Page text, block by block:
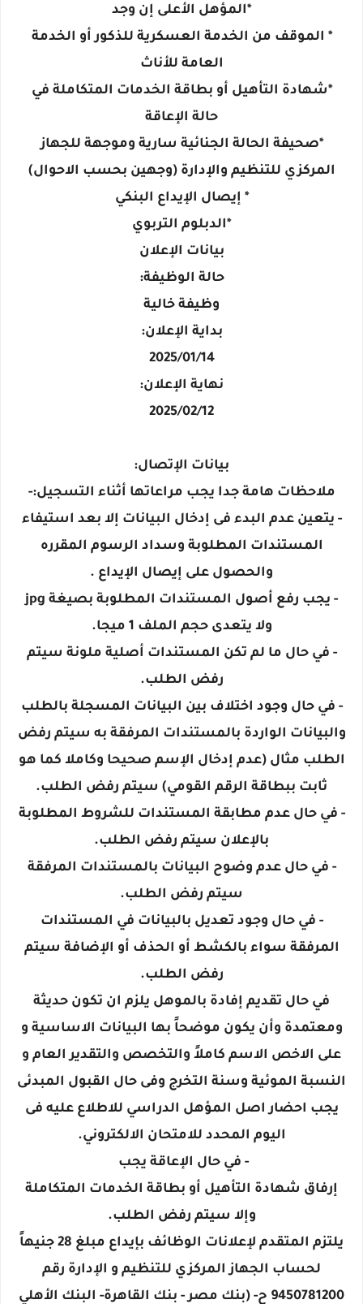
*المؤهل الأعلى إن وجد
* الموقف من الخدمة العسكرية للذكور أو الخدمة
العامة للأناث
*شهادة التأهيل أو بطاقة الخدمات المتكاملة في
حالة الإعاقة
*صحيفة الحالة الجنائية سارية وموجهة للجهاز
المركزي للتنظيم والإدارة (وجهين بحسب الاحوال)
* إيصال الإيداع البنكي
*الدبلوم التربوي
بيانات الإعلان
حالة الوظيفة:
وظيفة خالية
بداية الإعلان:
2025/01/14
نهاية الإعلان:
2025/02/12
بيانات الإتصال:
ملاحظات هامة جدا يجب مراعاتها أثناء التسجيل:-
- يتعين عدم البدء فى إدخال البيانات إلا بعد استيفاء
المستندات المطلوبة وسداد الرسوم المقرره
والحصول على إيصال الإيداع .
- يجب رفع أصول المستندات المطلوبة بصيغة jpg
ولا يتعدى حجم الملف 1 ميجا.
- في حال ما لم تكن المستندات أصلية ملونة سيتم
رفض الطلب.
- في حال وجود اختلاف بين البيانات المسجلة بالطلب
والبيانات الواردة بالمستندات المرفقة به سيتم رفض
الطلب مثال (عدم إدخال الإسم صحيحا وكاملا كما هو
ثابت ببطاقة الرقم القومي) سيتم رفض الطلب.
- في حال عدم مطابقة المستندات للشروط المطلوبة
بالإعلان سيتم رفض الطلب.
- في حال عدم وضوح البيانات بالمستندات المرفقة
سيتم رفض الطلب.
- في حال وجود تعديل بالبيانات في المستندات
المرفقة سواء بالكشط أو الحذف أو الإضافة سيتم
رفض الطلب.
في حال تقديم إفادة بالموهل يلزم ان تكون حديثة
ومعتمدة وأن يكون موضحاً بها البيانات الاساسية و
على الاخص الاسم كاملاً والتخصص والتقدير العام و
النسبة الموئية وسنة التخرج وفى حال القبول المبدئى
يجب احضار اصل المؤهل الدراسي للاطلاع عليه فى
اليوم المحدد للامتحان الالكتروني.
- في حال الإعاقة يجب
إرفاق شهادة التأهيل أو بطاقة الخدمات المتكاملة
وإلا سيتم رفض الطلب.
يلتزم المتقدم لإعلانات الوظائف بإيداع مبلغ 28 جنيهاً
لحساب الجهاز المركزي للتنظيم و الإدارة رقم
9450781200 ح- (بنك مصر - بنك القاهرة- البنك الأهلي